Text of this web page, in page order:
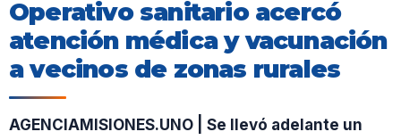
Operativo sanitario acercó
atención médica y vacunación
a vecinos de zonas rurales
AGENCIAMISIONES.UNO | Se llevó adelante un